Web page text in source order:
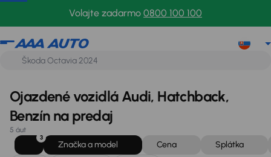
Volajte zadarmo 0800 100 100
Audi
Ojazdené vozidlá Audi, Hatchback,
Benzín na predaj
5 áut
3
Značka a model Cena
Splátka